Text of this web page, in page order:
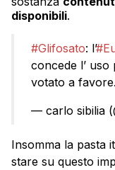
disponibili.
#Glifosato: l’
concede l’
votato a favore.
— carlo sibilia
Insomma la pasta
stare su questo